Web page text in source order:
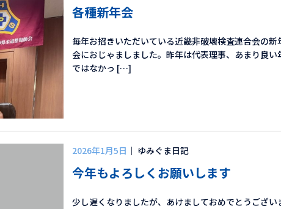
各種新年会
毎年お招きいただいている近畿非破壊検査連合会の新
会におじゃましました。昨年は代表理事、あまり良い
ではなかっ […]
2026年1月5日 ｜ ゆみぐま日記
今年もよろしくお願いします
少し遅くなりましたが、あけましておめでとうござい